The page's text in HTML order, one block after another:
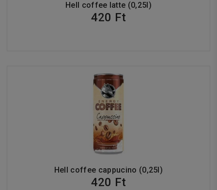
Hell coffee latte (0,25l)
420 Ft
Hell coffee cappucino (0,25l)
420 Ft